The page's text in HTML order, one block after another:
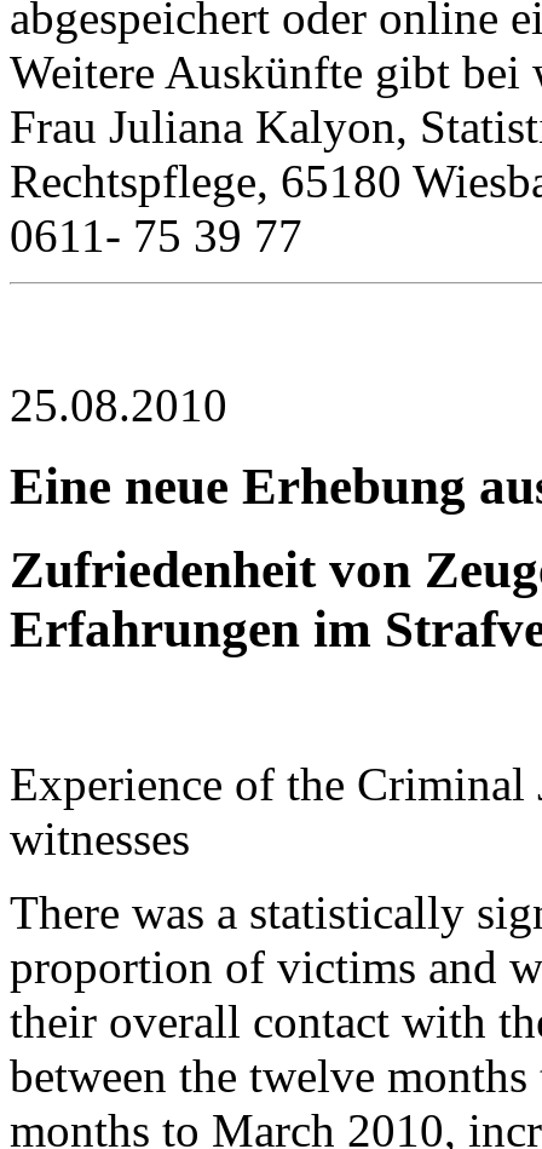
abgespeichert oder online
Weitere Auskünfte gibt bei
Frau Juliana Kalyon,
Rechtspflege, 65180
0611- 75 39 77
25.08.2010
Eine neue Erhebung
Zufriedenheit von
Erfahrungen im
Experience of the
witnesses
There was a statistically
proportion of victims and
their overall contact with
between the twelve
months to March 2010,